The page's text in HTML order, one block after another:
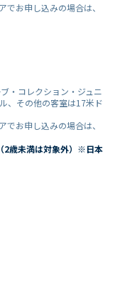
お申し込みの場合は、
・コレクション・ジュニ
、その他の客室は17米ド
お申し込みの場合は、
2歳未満は対象外）※日本